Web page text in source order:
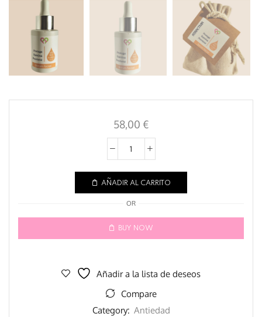
58,00 €
AÑADIR AL CARRITO
OR
BUY NOW
Añadir a la lista de deseos
Compare
Category: Antiedad